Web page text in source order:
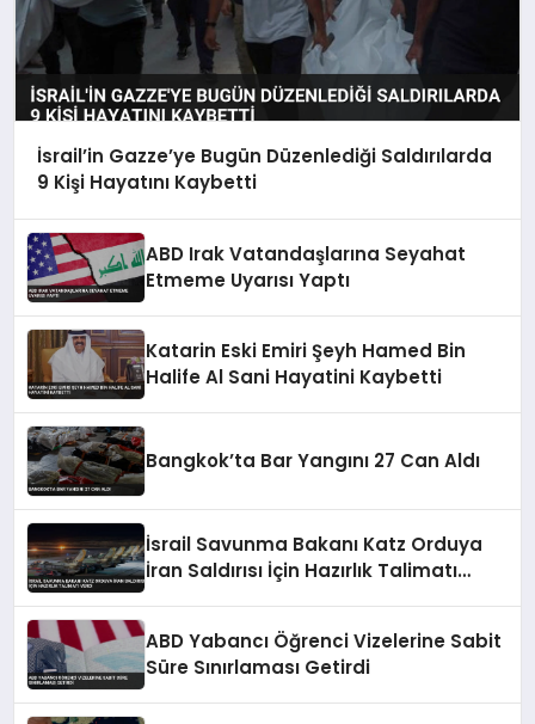
İsrail’in Gazze’ye Bugün Düzenlediği Saldırılarda
9 Kişi Hayatını Kaybetti
ABD Irak Vatandaşlarına Seyahat
Etmeme Uyarısı Yaptı
Katarin Eski Emiri Şeyh Hamed Bin
Halife Al Sani Hayatini Kaybetti
Bangkok’ta Bar Yangını 27 Can Aldı
İsrail Savunma Bakanı Katz Orduya
İran Saldırısı İçin Hazırlık Talimatı
ABD Yabancı Öğrenci Vizelerine Sabit
Süre Sınırlaması Getirdi